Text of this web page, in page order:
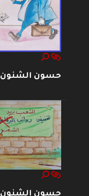
حسون الشنون
حسون الشنون